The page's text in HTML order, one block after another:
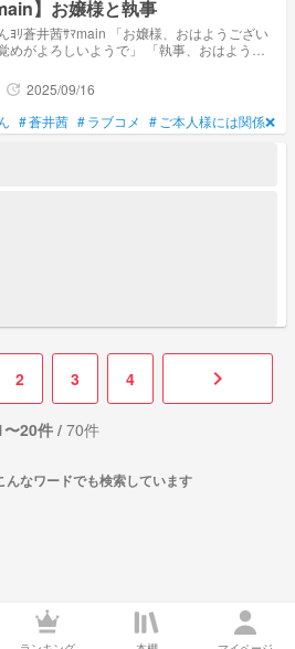
】お嬢様と執事
「お嬢様、おはようござい
めがよろしいようで」 「執事、おはよう、
いえ、いつもは寝起きが悪すぎます」 「あ
も」 「執事、そちらの女性
でございます」 「え、彼女、？」 「嘘で
よ(*^^*)」 「すみません、聞こえません
update 2025/09/16
#蒼井茜 #ラブコメ # ご本人様には関係❌
2 3 4 keyboard_arrow_right
〜20件 /70件
んなワードでも検索しています